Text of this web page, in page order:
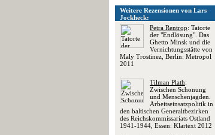
Weitere Rezensionen von Lars
Jockheck:
Petra Rentrop: Tatorte
der "Endlösung". Das
Ghetto Minsk und die
Vernichtungsstätte von
Maly Trostinez, Berlin: Metropol
2011
Tilman Plath:
Zwischen Schonung
und Menschenjagden.
Arbeitseinsatzpolitik in
den baltischen Generaltbezirken
des Reichskommissariats Ostland
1941-1944, Essen: Klartext 2012